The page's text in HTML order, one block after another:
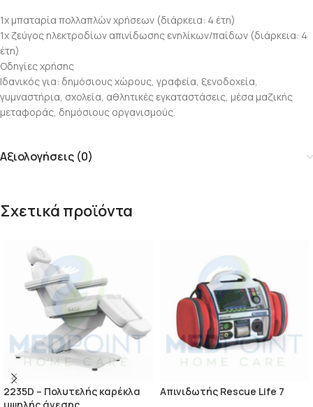
1x μπαταρία πολλαπλών χρήσεων (διάρκεια: 4 έτη)
1x ζεύγος ηλεκτροδίων απινίδωσης ενηλίκων/παίδων (διάρκεια: 4
έτη)
Οδηγίες χρήσης
Ιδανικός για: δημόσιους χώρους, γραφεία, ξενοδοχεία,
γυμναστήρια, σχολεία, αθλητικές εγκαταστάσεις, μέσα μαζικής
μεταφοράς, δημόσιους οργανισμούς.
Αξιολογήσεις (0)
Σχετικά προϊόντα
2235D – Πολυτελής καρέκλα
Απινιδωτής Rescue Life 7